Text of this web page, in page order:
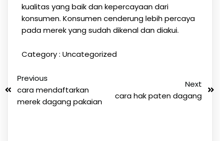
kualitas yang baik dan kepercayaan dari
konsumen. Konsumen cenderung lebih percaya
pada merek yang sudah dikenal dan diakui.
Category : Uncategorized
Previous
cara mendaftarkan
merek dagang pakaian
Next
cara hak paten dagang